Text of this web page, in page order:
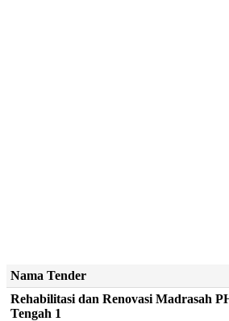
Nama Tender
Rehabilitasi dan Renovasi Madrasah
Tengah 1